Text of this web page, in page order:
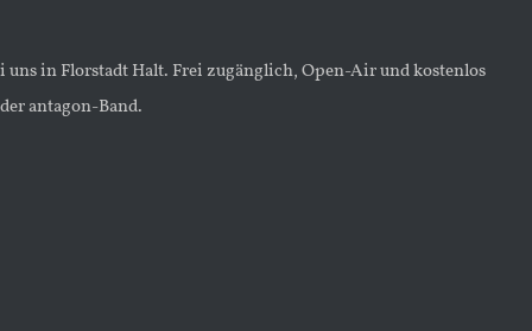
in Florstadt Halt. Frei zugänglich, Open-Air und kostenlos
antagon-Band.